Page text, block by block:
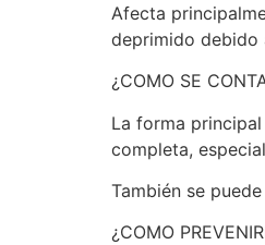
Afecta
deprimido debido
¿COMO SE
La forma
completa,
También se
¿COMO